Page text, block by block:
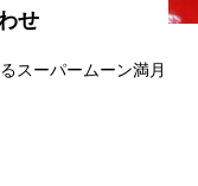
せ
スーパームーン満月